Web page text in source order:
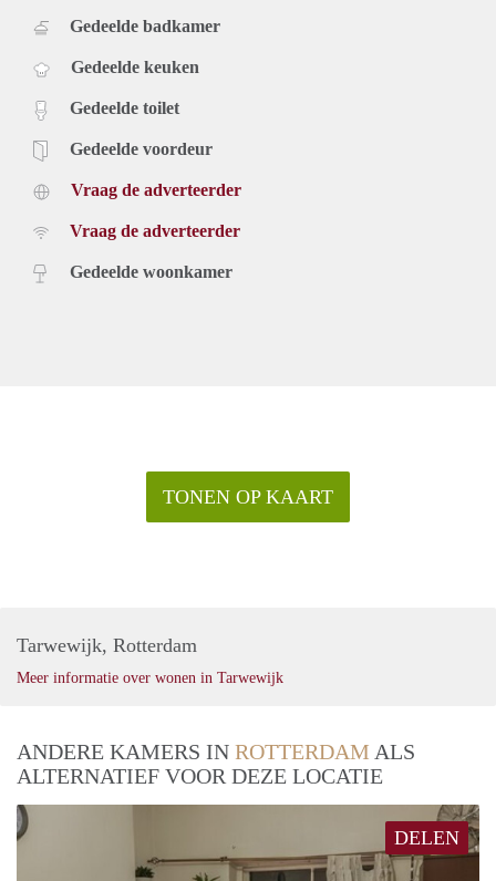
Gedeelde badkamer
Gedeelde keuken
Gedeelde toilet
Gedeelde voordeur
Vraag de adverteerder
Vraag de adverteerder
Gedeelde woonkamer
TONEN OP KAART
Tarwewijk, Rotterdam
Meer informatie over wonen in Tarwewijk
ANDERE KAMERS IN ROTTERDAM ALS
ALTERNATIEF VOOR DEZE LOCATIE
DELEN